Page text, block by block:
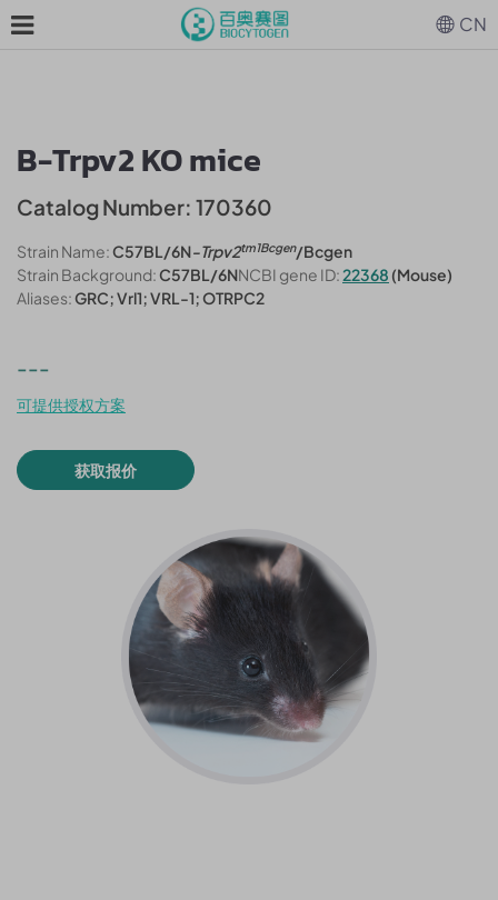
B-Trpv2 KO mice
Catalog Number: 170360
Strain Name:C57BL/6N-Trpv2tm1Bcgen/Bcgen
Strain Background:C57BL/6NNCBI gene ID:22368 (Mouse)
Aliases:GRC; Vrl1; VRL-1; OTRPC2
---
可提供授权方案
获取报价
CN